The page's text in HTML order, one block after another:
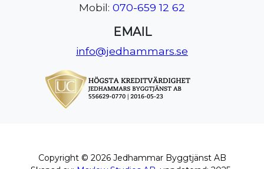
Mobil: 070-659 12 62
EMAIL
info@jedhammars.se
Copyright © 2026Jedhammar Byggtjänst AB